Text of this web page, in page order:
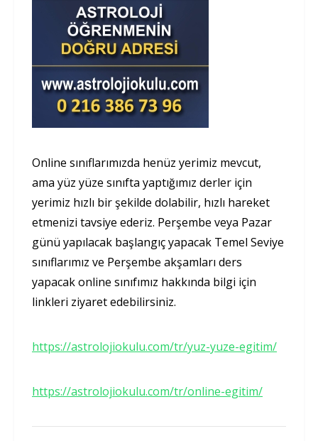
Online sınıflarımızda henüz yerimiz mevcut,
ama yüz yüze sınıfta yaptığımız derler için
yerimiz hızlı bir şekilde dolabilir, hızlı hareket
etmenizi tavsiye ederiz. Perşembe veya Pazar
günü yapılacak başlangıç yapacak Temel Seviye
sınıflarımız ve Perşembe akşamları ders
yapacak online sınıfımız hakkında bilgi için
linkleri ziyaret edebilirsiniz.
https://astrolojiokulu.com/tr/yuz-yuze-egitim/
https://astrolojiokulu.com/tr/online-egitim/